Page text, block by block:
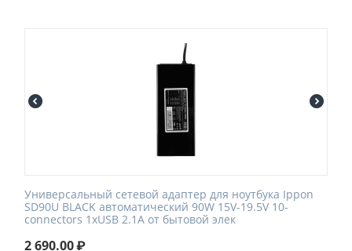
Универсальный сетевой адаптер для ноутбука Ippon
SD90U BLACK автоматический 90W 15V-19.5V 10-
connectors 1xUSB 2.1A от бытовой элек
2 690.00₽